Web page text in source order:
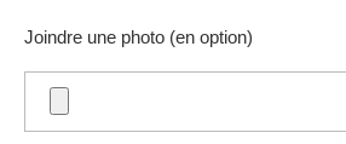
Joindre une photo (en option)